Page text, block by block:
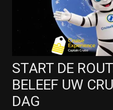
START DE
BELEEF UW
DAG